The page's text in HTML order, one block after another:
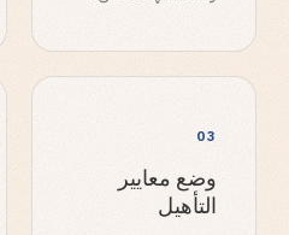
03
وضع معايير
التأهيل